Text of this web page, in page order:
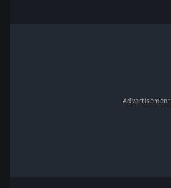
Advertisement